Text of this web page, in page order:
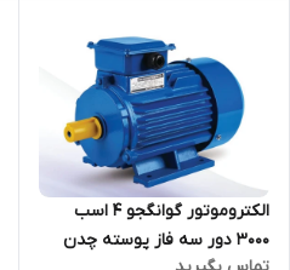
الکتروموتور گوانگجو 4 اسب
3000 دور سه فاز پوسته چدن